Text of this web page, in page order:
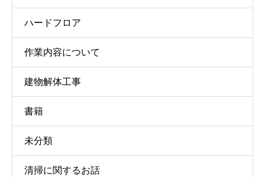
ハードフロア
作業内容について
建物解体工事
書籍
未分類
清掃に関するお話